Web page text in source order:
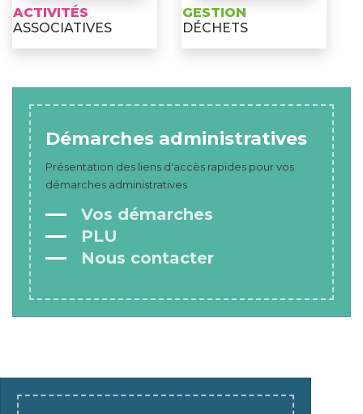
ACTIVITÉS
ASSOCIATIVES
GESTION
DÉCHETS
Démarches administratives
Présentation des liens d'accès rapides pour vos
démarches administratives
Vos démarches
PLU
Nous contacter